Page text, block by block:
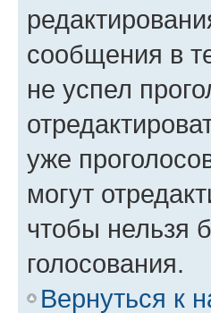
сообщения в
не успел
уже
могут
чтобы нельзя
голосования.
Вернуться к